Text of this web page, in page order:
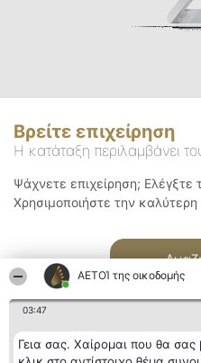
ΑΕΤΟΊ της οικοδομής
03:47
Γεια σας. Χαίρομαι που θα
Βρείτε επιχείρηση
Η κατάταξη περιλαμβάνει
Ψάχνετε επιχείρηση;
Χρησιμοποιήστε την καλύτερη